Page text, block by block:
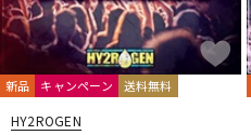
管楽器
新品 キャンペーン 送料無料
HY2ROGEN